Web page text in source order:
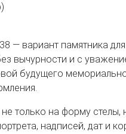
— вариант памятника
вычурности и с
будущего
только на форму стелы,
надписей, дат и